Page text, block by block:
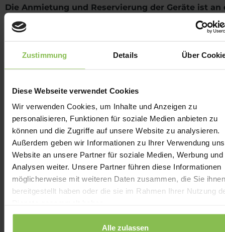
Zustimmung Details Über
Diese Webseite verwendet Cookies
Wir verwenden Cookies, um Inhalte und Anzeigen zu
personalisieren, Funktionen für soziale Medien anbieten zu
können und die Zugriffe auf unsere Website zu analysieren.
Außerdem geben wir Informationen zu Ihrer Verwendung
Website an unsere Partner für soziale Medien, Werbung und
Analysen weiter. Unsere Partner führen diese Informationen
möglicherweise mit weiteren Daten zusammen, die Sie ihnen
bereitgestellt haben oder die sie im Rahmen Ihrer Nutzung
Alle zulassen
Die Anmietung und Reservierung der Geräte ist an
Rezeption möglich. Bitte wenden Sie sich an unsere
Mitarbeiter für weitere Informationen und die
Umgebung von Zalakaros auf zwei Rädern.
PREMIUM-FAHRRADSERVICE
DES BALATON BIKE HOTELS